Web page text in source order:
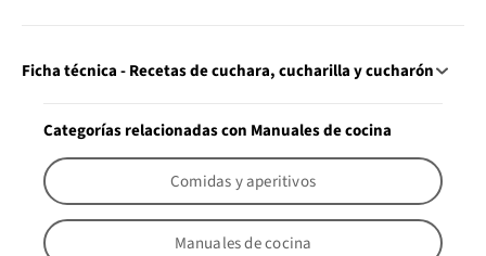
Ficha técnica - Recetas de cuchara, cucharilla y cucharón
Categorías relacionadas con Manuales de cocina
Comidas y aperitivos
Manuales de cocina